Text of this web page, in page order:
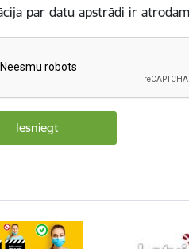
par datu apstrādi ir